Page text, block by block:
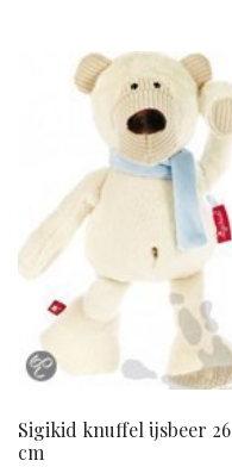
Sigikid knuffel ijsbeer 26
cm